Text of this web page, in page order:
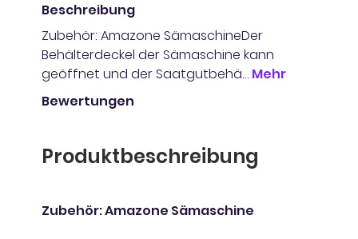
Beschreibung
Zubehör: Amazone SämaschineDer
Behälterdeckel der Sämaschine kann
geöffnet und der Saatgutbehä… Mehr
Bewertungen
Produktbeschreibung
Zubehör: Amazone Sämaschine